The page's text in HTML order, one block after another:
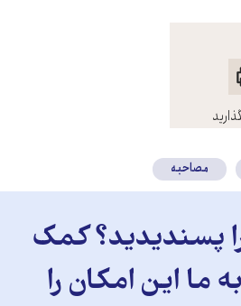
مصاحبه
پسندیدید؟ کمک
ما این امکان را